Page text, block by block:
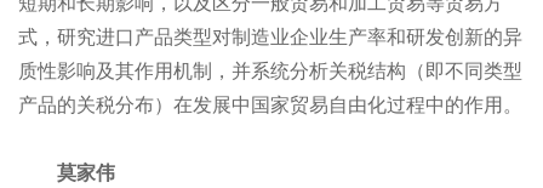
式，研究进口产品类型对制造业企业生产率和研发创新的异
质性影响及其作用机制，并系统分析关税结构（即不同类型
产品的关税分布）在发展中国家贸易自由化过程中的作用。
莫家伟